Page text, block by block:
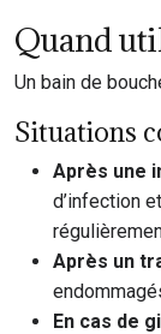
Quand
Un bain de
Situations
Après une
d’infection
Après un
En cas de